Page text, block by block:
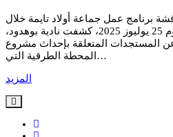
برنامج عمل جماعة أولاد تايمة خلال
الدورة الاستثنائية المنعقدة يوم 25 يوليوز 2025، كشفت نادية بوهدود،
المستجدات المتعلقة بإحداث مشروع
المحطة الطرقية التي…
المزيد